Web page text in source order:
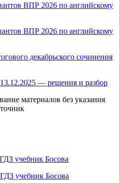
ВПР 2026 по английскому
ВПР 2026 по английскому
декабрьского сочинения
— решения и разбор
материалов без указания
учебник Босова
учебник Босова